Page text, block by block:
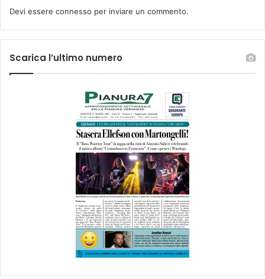
Devi essere connesso per inviare un commento.
Scarica l’ultimo numero